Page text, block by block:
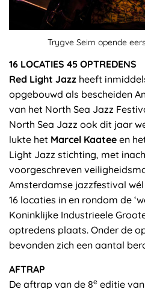
Trygve Seim opende
16 LOCATIES 45 OPTREDENS
Red Light Jazz heeft
opgebouwd als bescheiden
van het North Sea Jazz
North Sea Jazz ook dit jaar
lukte het Marcel Kaatee en
Light Jazz stichting, met
voorgeschreven
Amsterdamse jazzfestival
16 locaties in en rondom de
Koninklijke Industrieele
optredens plaats. Onder de
bevonden zich een aantal
AFTRAP
De aftrap van de 8e editie